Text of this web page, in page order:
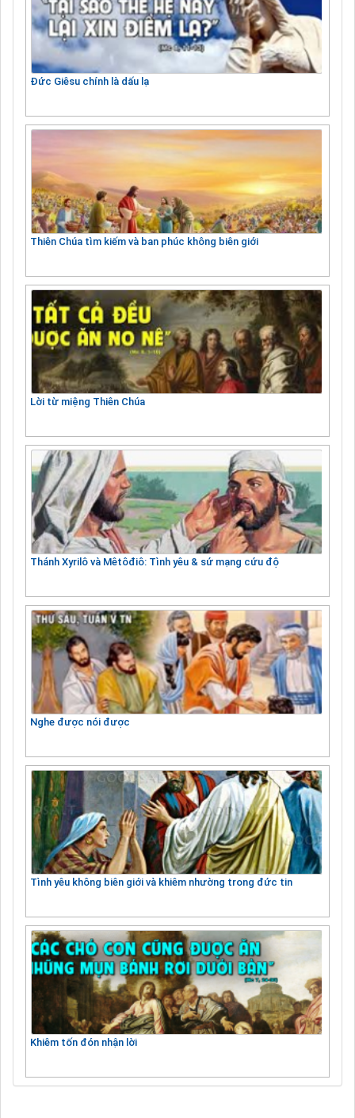
Đức Giêsu chính là dấu lạ
Thiên Chúa tìm kiếm và ban phúc không biên giới
Lời từ miệng Thiên Chúa
Thánh Xyrilô và Mêtôđiô: Tình yêu & sứ mạng cứu độ
Nghe được nói được
Tình yêu không biên giới và khiêm nhường trong đức tin
Khiêm tốn đón nhận lời